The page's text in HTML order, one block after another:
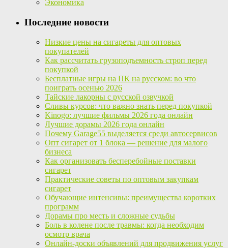
Экономика
Последние новости
Низкие цены на сигареты для оптовых
покупателей
Как рассчитать грузоподъемность строп перед
покупкой
Бесплатные игры на ПК на русском: во что
поиграть осенью 2026
Тайские лакорны с русской озвучкой
Сливы курсов: что важно знать перед покупкой
Kinogo: лучшие фильмы 2026 года онлайн
Лучшие дорамы 2026 года онлайн
Почему Garage55 выделяется среди автосервисов
Опт сигарет от 1 блока — решение для малого
бизнеса
Как организовать бесперебойные поставки
сигарет
Практические советы по оптовым закупкам
сигарет
Обучающие интенсивы: преимущества коротких
программ
Дорамы про месть и сложные судьбы
Боль в колене после травмы: когда необходим
осмотр врача
Онлайн-доски объявлений для продвижения услуг